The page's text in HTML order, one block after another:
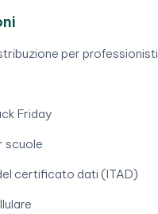
per professionisti
Friday
scuole
certificato dati (ITAD)